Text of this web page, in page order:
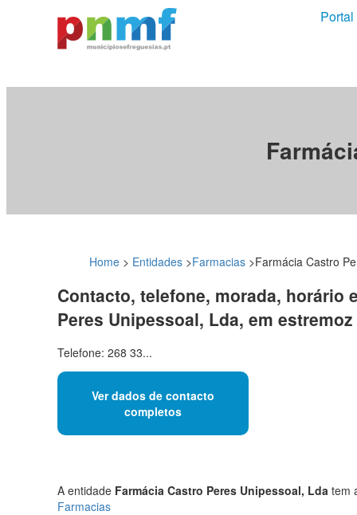
Home > Entidades >Farmacias >Farmácia Castro
Contacto, telefone, morada, horário
Peres Unipessoal, Lda, em estremoz
Telefone: 268 33...
Ver dados de contacto
completos
A entidade Farmácia Castro Peres Unipessoal, Lda tem
Farmacias